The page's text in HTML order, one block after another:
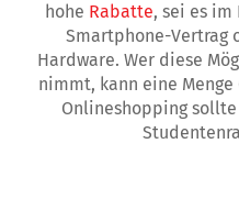
hohe Rabatte, sei es
Smartphone-Vertrag
Hardware. Wer diese
nimmt, kann eine
Onlineshopping